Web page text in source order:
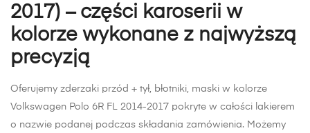
2017) – części karoserii w
kolorze wykonane z najwyższą
precyzją
Oferujemy zderzaki przód + tył, błotniki, maski w kolorze
Volkswagen Polo 6R FL 2014-2017 pokryte w całości lakierem
o nazwie podanej podczas składania zamówienia. Możemy